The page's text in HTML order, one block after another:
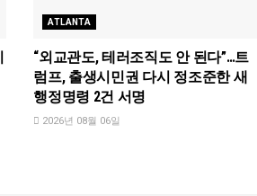
ATLANTA
“외교관도, 테러조직도 안 된다”…트
럼프, 출생시민권 다시 정조준한 새
행정명령 2건 서명
2026년 08월 06일